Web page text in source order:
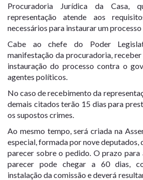
Procuradoria Jurídica da Casa,
representação atende aos
necessários para instaurar um
Cabe ao chefe do Poder
manifestação da procuradoria,
instauração do processo contra o
agentes políticos.
No caso de recebimento da
demais citados terão 15 dias para
os supostos crimes.
Ao mesmo tempo, será criada na
especial, formada por nove deputados,
parecer sobre o pedido. O prazo para
parecer pode chegar a 60 dias,
instalação da comissão e deverá